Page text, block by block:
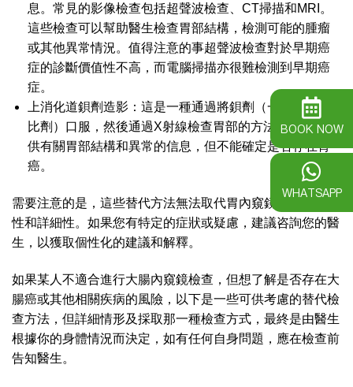
息。常見的影像檢查包括超聲波檢查、CT掃描和MRI。
這些檢查可以幫助醫生檢查胃部結構，檢測可能的腫瘤
或其他異常情況。值得注意的事超聲波檢查對於早期癌
症的診斷價值性不高，而電腦掃描亦很難檢測到早期癌
症。
上消化道鋇劑造影：這是一種通過將鋇劑（一種X射線對
比劑）口服，然後通過X射線檢查胃部的方法。它可以提
供有關胃部結構和異常的信息，但不能確定是否存在胃
癌。
需要注意的是，這些替代方法無法取代胃內窺鏡檢查的準確
性和詳細性。如果您有特定的症狀或疑慮，建議咨詢您的醫
生，以獲取個性化的建議和解釋。
如果某人不適合進行大腸內窺鏡檢查，但想了解是否存在大
腸癌或其他相關疾病的風險，以下是一些可供考慮的替代檢
查方法，但詳細情形及採取那一種檢查方式，最終是由醫生
根據你的身體情況而決定，如有任何自身問題，應在檢查前
告知醫生。
BOOK NOW
WHATSAPP